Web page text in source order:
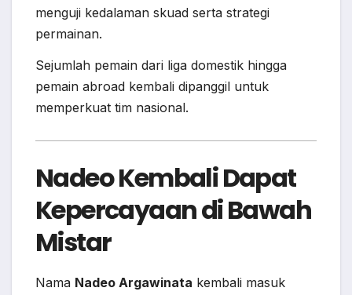
menguji kedalaman skuad serta strategi
permainan.
Sejumlah pemain dari liga domestik hingga
pemain abroad kembali dipanggil untuk
memperkuat tim nasional.
Nadeo Kembali Dapat
Kepercayaan di Bawah
Mistar
Nama Nadeo Argawinata kembali masuk